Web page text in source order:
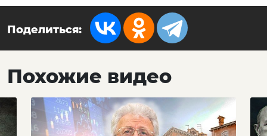
Поделиться:
Похожие видео